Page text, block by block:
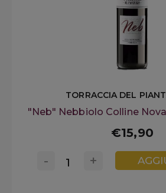
TORRACCIA DEL
"Neb" Nebbiolo Colline
€15,90
+
-